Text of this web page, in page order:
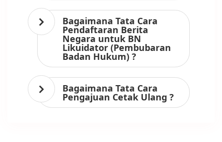
Bagaimana Tata Cara
Pendaftaran Berita
Negara untuk BN
Likuidator (Pembubaran
Badan Hukum) ?
Bagaimana Tata Cara
Pengajuan Cetak Ulang ?